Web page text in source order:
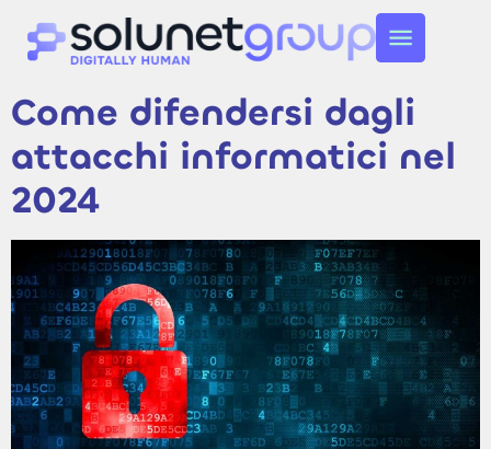
Come difendersi dagli
attacchi informatici nel
2024